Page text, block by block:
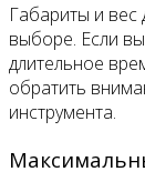
Габариты и
выборе. Если
длительное
обратить
инструмента.